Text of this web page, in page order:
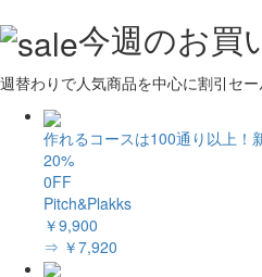
今週のお買
週替わりで人気商品を中心に割引セ
作れるコースは100通り以上！
20%
0FF
Pitch&Plakks
￥9,900
⇒ ￥7,920